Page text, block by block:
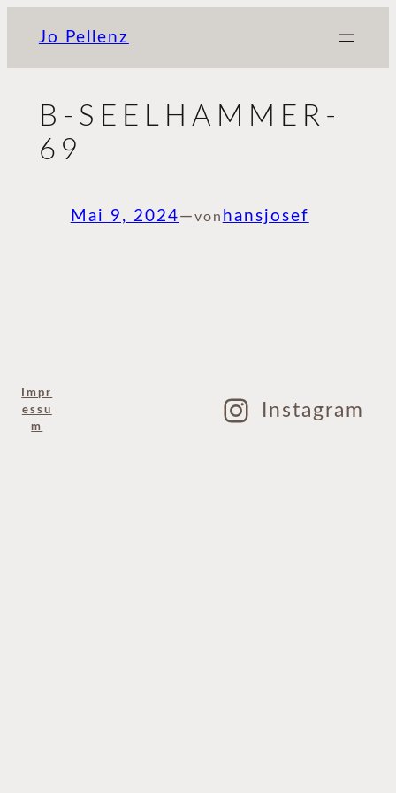
Inhalt
springen
Jo Pellenz
B-SEELHAMMER-
69
Mai 9, 2024—von hansjosef
Impr
essu
m
Instagram